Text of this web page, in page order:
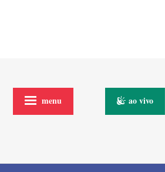
menu ao vivo